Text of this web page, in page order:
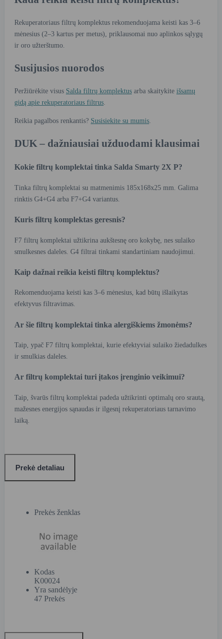
Rekuperatoriaus filtrų komplektus rekomenduojama keisti kas 3–6
mėnesius (2–3 kartus per metus), priklausomai nuo aplinkos sąlygų
ir oro užterštumo.
Susijusios nuorodos
Peržiūrėkite visus Salda filtrų komplektus arba skaitykite išsamų
gidą apie rekuperatoriaus filtrus
Reikia pagalbos renkantis? Susisiekite su mumis
DUK – dažniausiai užduodami klausimai
Kokie filtrų komplektai tinka Salda Smarty 2X P?
Tinka filtrų komplektai su matmenimis 185x168x25 mm. Galima
rinktis G4+G4 arba F7+G4 variantus.
Kuris filtrų komplektas geresnis?
F7 filtrų komplektai užtikrina aukštesnę oro kokybę, nes sulaiko
smulkesnes daleles. G4 filtrai tinkami standartiniam naudojimui.
Kaip dažnai reikia keisti filtrų komplektus?
Rekomenduojama keisti kas 3–6 mėnesius, kad būtų išlaikytas
efektyvus filtravimas.
Ar šie filtrų komplektai tinka alergiškiems žmonėms?
Taip, ypač F7 filtrų komplektai, kurie efektyviai sulaiko žiedadulkes
ir smulkias daleles.
Ar filtrų komplektai turi įtakos įrenginio veikimui?
Taip, švarūs filtrų komplektai padeda užtikrinti optimalų oro srautą,
mažesnes energijos sąnaudas ir ilgesnį rekuperatoriaus tarnavimo
laiką.
Prekė detaliau
Prekės ženklas
Kodas
K00024
Yra sandėlyje
47 Prekės